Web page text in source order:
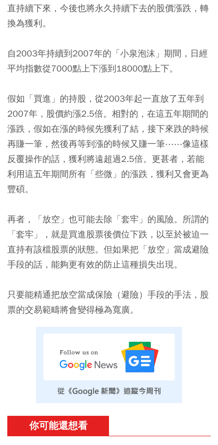
直持續下來，今後也將永久持續下去的股價漲跌，轉
換為獲利。
自2003年持續到2007年的「小泉泡沫」期間，日經
平均指數從7000點上下漲到18000點上下。
假如「買進」的持股，從2003年起一直放了五年到
2007年，股價約漲2.5倍。相對的，在這五年期間的
漲跌，假如在漲的時候先獲利了結，接下來跌的時候
再賺一筆，然後再等到漲的時候又賺一筆⋯⋯像這樣
反覆操作的話，獲利將遠超過2.5倍。更甚者，若能
利用這五年期間所有「些微」的漲跌，獲利又會更為
豐碩。
再者，「放空」也可能去除「套牢」的風險。所謂的
「套牢」，就是買進股票後價位下跌，以至於被迫一
直持有該檔股票的狀態。但如果把「放空」當成避險
手段的話，能夠更有效的防止這種損失出現。
只要能精通把放空當成保險（避險）手段的手法，股
票的交易範疇將會變得極為寬廣。